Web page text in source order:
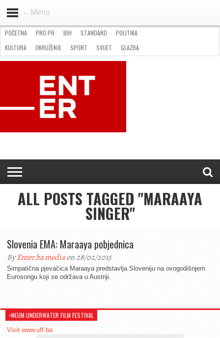
←Menu
STANDARD
GOSPODARSTVO
OKRUŽENJE
POČETNA PRO.PR BIH STANDARD
POLITIKA
KULTURA
OKRUŽENJE SPORT SVIJET
GLAZBA
NATJEČAJI
FILMING LOCATION IN BH KONTAKT
ALL POSTS TAGGED "MARAAYA
SINGER"
Slovenia EMA: Maraaya pobjednica
ByEnter.ba mediaon 28/02/2015
Simpatična pjevačica Maraaya predstavlja Sloveniju na ovogodišnjem
Eurosongu koji se održava u Austriji.
>NEUM UNDERWATER FILM FESTIVAL
Visit www.uff.ba